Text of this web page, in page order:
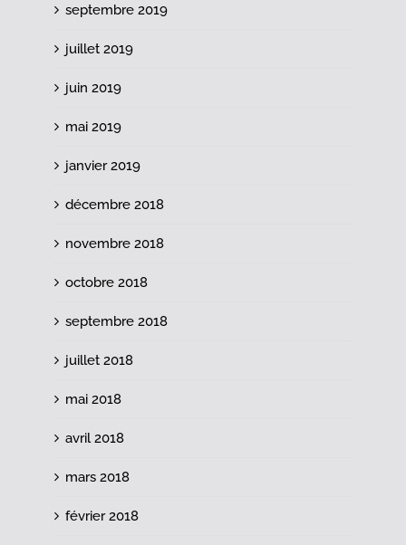
septembre 2019
juillet 2019
juin 2019
mai 2019
janvier 2019
décembre 2018
novembre 2018
octobre 2018
septembre 2018
juillet 2018
mai 2018
avril 2018
mars 2018
février 2018